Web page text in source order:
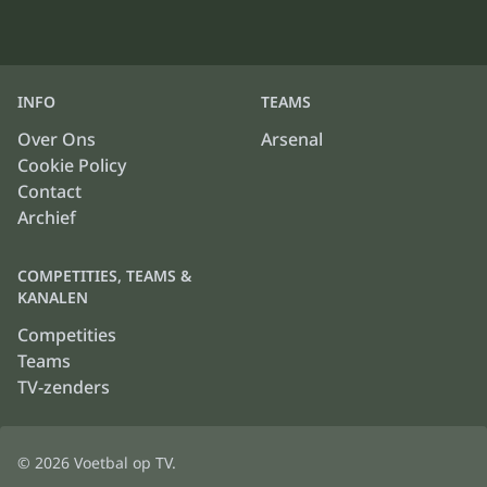
INFO
Over Ons
Cookie Policy
Contact
Archief
TEAMS
Arsenal
COMPETITIES, TEAMS &
KANALEN
Competities
Teams
TV-zenders
© 2026 Voetbal op TV.